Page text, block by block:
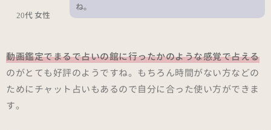
20代 女性
ね。
動画鑑定でまるで占いの館に行ったかのような感覚で占える
のがとても好評のようですね。もちろん時間がない方などの
ためにチャット占いもあるので自分に合った使い方ができま
す。